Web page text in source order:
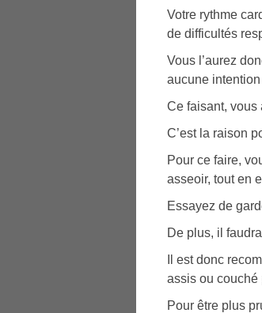
Votre rythme
de difficultés
Vous l’aurez
aucune
Ce faisant, vous
C’est la raison
Pour ce faire,
asseoir, tout en
Essayez de
De plus, il
Il est donc
assis ou couché
Pour être plus